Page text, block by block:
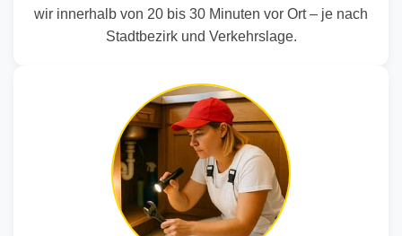
wir innerhalb von 20 bis 30 Minuten vor Ort – je nach
Stadtbezirk und Verkehrslage.